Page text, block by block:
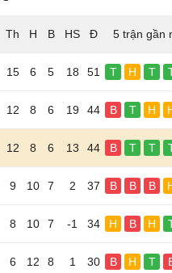
5 trận gần
15 6 5 18 51 T H T
12 8 6 19 44 B T H
12 8 6 13 44 B T T
9 10 7 2 37 B B B
8 10 7 -1 34 H B H
6 12 8 1 30 B H T